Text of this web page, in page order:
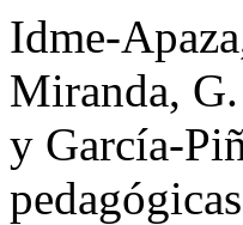
Idme-
Miranda,
y García-